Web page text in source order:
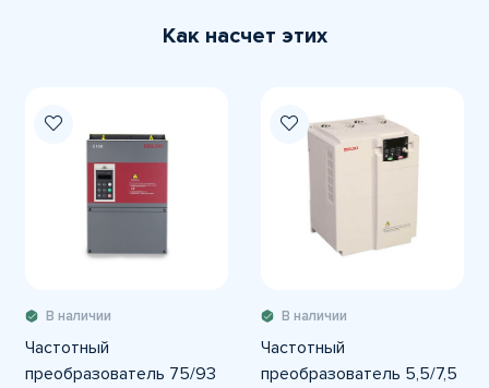
Как насчет этих
В наличии
Частотный
преобразователь 75/93
В наличии
Частотный
преобразователь 5,5/7,5